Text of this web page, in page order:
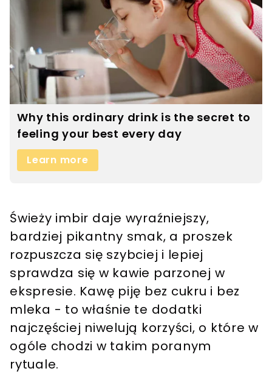
Świeży imbir daje wyraźniejszy,
bardziej pikantny smak, a proszek
rozpuszcza się szybciej i lepiej
sprawdza się w kawie parzonej w
ekspresie. Kawę piję bez cukru i bez
mleka - to właśnie te dodatki
najczęściej niwelują korzyści, o które w
ogóle chodzi w takim poranym
rytuale.